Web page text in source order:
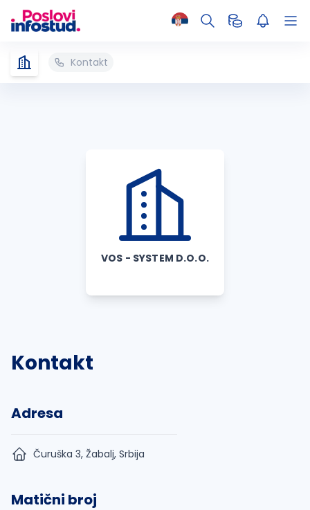
Kontakt
VOS - SYSTEM D.O.O.
Kontakt
Adresa
Čuruška 3, Žabalj, Srbija
Matični broj